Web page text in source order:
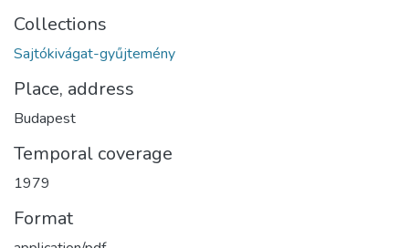
Collections
Sajtókivágat-gyűjtemény
Place, address
Budapest
Temporal coverage
1979
Format